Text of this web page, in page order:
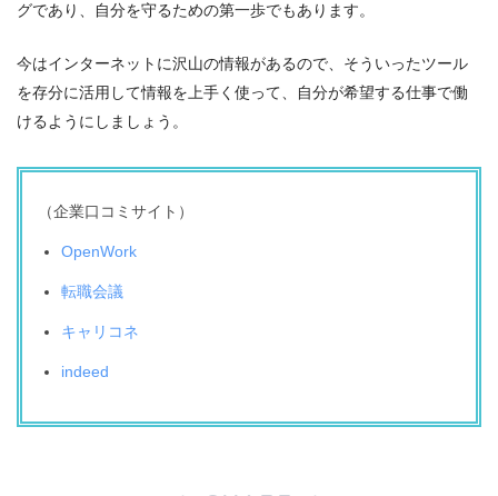
グであり、自分を守るための第一歩でもあります。
今はインターネットに沢山の情報があるので、そういったツール
を存分に活用して情報を上手く使って、自分が希望する仕事で働
けるようにしましょう。
（企業口コミサイト）
OpenWork
転職会議
キャリコネ
indeed